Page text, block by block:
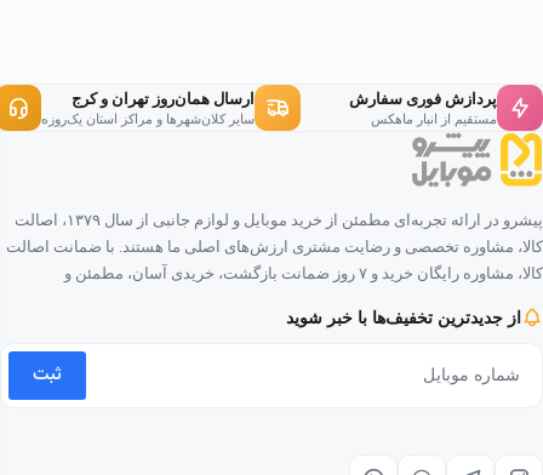
پردازش فوری سفارش
مستقیم از انبار ماهکس
ارسال همان‌روز تهران و کرج
سایر کلان‌شهرها و مراکز استان یک‌روزه
پیشرو در ارائه تجربه‌ای مطمئن از خرید موبایل و لوازم جانبی از سال ۱۳۷۹، اصالت
کالا، مشاوره تخصصی و رضایت مشتری ارزش‌های اصلی ما هستند. با ضمانت اصالت
کالا، مشاوره رایگان خرید و ۷ روز ضمانت بازگشت، خریدی آسان، مطمئن و
از جدیدترین تخفیف‌ها با خبر شوید
ثبت